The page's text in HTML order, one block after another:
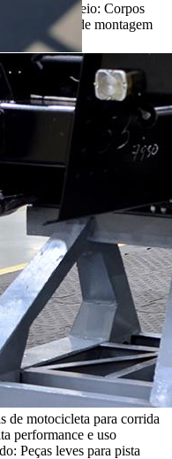
de freio: Corpos
suportes de montagem
de motocicleta para corrida
performance e uso
Peças leves para pista